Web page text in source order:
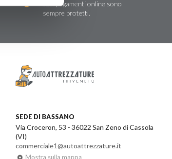
tuoi pagamenti online sono
sempre protetti.
SEDE DI BASSANO
Via Croceron, 53 - 36022 San Zeno di Cassola
(VI)
commerciale1@autoattrezzature.it
Mostra sulla mappa